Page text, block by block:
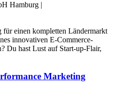
Hamburg |
einen kompletten Ländermarkt
innovativen E-Commerce-
Du hast Lust auf Start-up-Flair,
Marketing